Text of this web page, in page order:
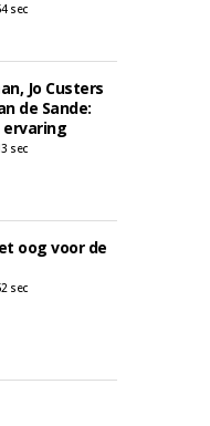
sec
Jo Custers
de Sande:
ervaring
sec
oog voor de
sec